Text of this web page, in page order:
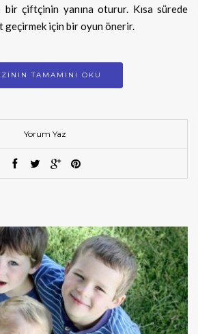
çiftçinin yanına oturur. Kısa sürede
geçirmek için bir oyun önerir.
TAMAMINI OKU
Yorum Yaz